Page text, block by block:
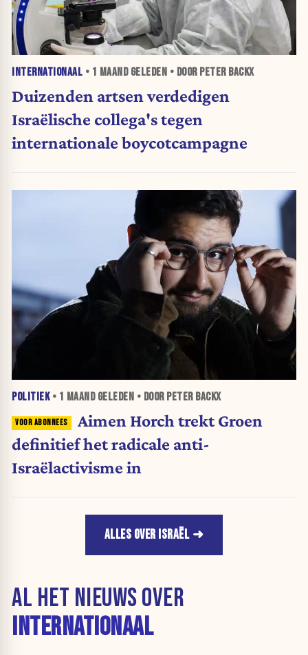
INTERNATIONAAL • 1 MAANDGELEDEN • DOOR PETER BACKX
Duizenden artsen verdedigen
Israëlische collega's tegen
internationale boycotcampagne
POLITIEK• 1 MAANDGELEDEN • DOOR PETER BACKX
Aimen Horch trekt Groen
definitief het radicale anti-
Israëlactivisme in
ALLES OVER ISRAËL
AL HET NIEUWS OVER
INTERNATIONAAL